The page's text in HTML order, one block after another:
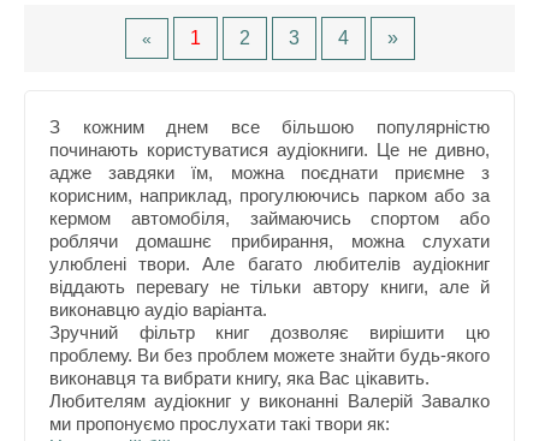
« 1 2 3 4 »
З кожним днем все більшою популярністю
починають користуватися аудіокниги. Це не дивно,
адже завдяки їм, можна поєднати приємне з
корисним, наприклад, прогулюючись парком або за
кермом автомобіля, займаючись спортом або
роблячи домашнє прибирання, можна слухати
улюблені твори. Але багато любителів аудіокниг
віддають перевагу не тільки автору книги, але й
виконавцю аудіо варіанта.
Зручний фільтр книг дозволяє вирішити цю
проблему. Ви без проблем можете знайти будь-якого
виконавця та вибрати книгу, яка Вас цікавить.
Любителям аудіокниг у виконанні Валерій Завалко
ми пропонуємо прослухати такі твори як: